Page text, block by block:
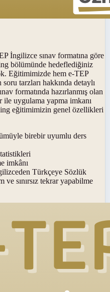
İngilizce sınav formatına göre
bölümünde hedeflediğiniz
Eğitimimizde hem e-TEP
tarzları hakkında detaylı
formatında hazırlanmış olan
ile uygulama yapma imkanı
eğitimimizin genel özellikleri
birebir uyumlu ders
imkânı
Türkçeye Sözlük
ve sınırsız tekrar yapabilme